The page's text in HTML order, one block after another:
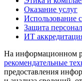
Оказание услуг
Использование
Защита
ИТ
На информационном
рекомендательные
предоставления